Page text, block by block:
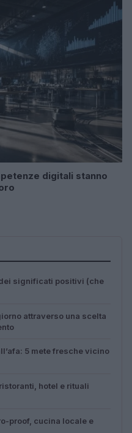
digitali stanno
significati positivi (che
attraverso una scelta
5 mete fresche vicino
hotel e rituali
proof, cucina locale e